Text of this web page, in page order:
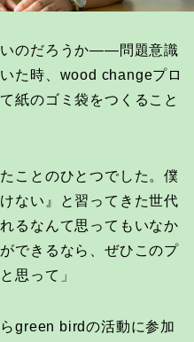
いのだろうか――問題意識
た時、wood changeプロ
紙のゴミ袋をつくること
ことのひとつでした。僕
ない』と習ってきた世代
るなんて思ってもいなか
できるなら、ぜひこのプ
思って」
green birdの活動に参加